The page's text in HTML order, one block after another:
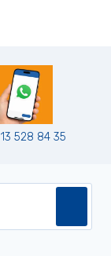
528 84 35